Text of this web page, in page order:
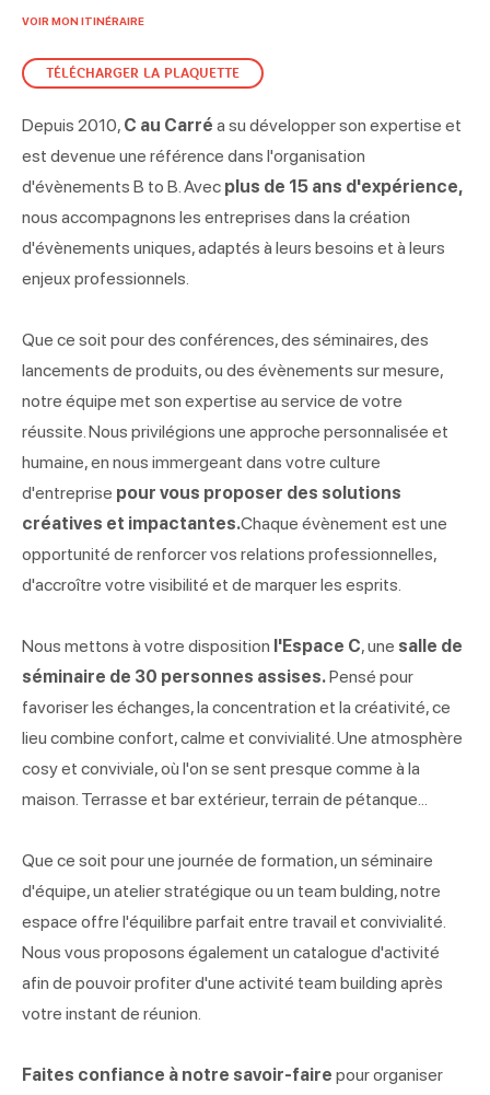
VOIR MON ITINÉRAIRE
TÉLÉCHARGER LA PLAQUETTE
Depuis 2010, C au Carré a su développer son expertise et
est devenue une référence dans l'organisation
d'évènements B to B. Avec plus de 15 ans d'expérience,
nous accompagnons les entreprises dans la création
d'évènements uniques, adaptés à leurs besoins et à leurs
enjeux professionnels.
Que ce soit pour des conférences, des séminaires, des
lancements de produits, ou des évènements sur mesure,
notre équipe met son expertise au service de votre
réussite. Nous privilégions une approche personnalisée et
humaine, en nous immergeant dans votre culture
d'entreprise pour vous proposer des solutions
créatives et impactantes.Chaque évènement est une
opportunité de renforcer vos relations professionnelles,
d'accroître votre visibilité et de marquer les esprits.
Nous mettons à votre disposition l'Espace C, une salle de
séminaire de 30 personnes assises.Pensé pour
favoriser les échanges, la concentration et la créativité, ce
lieu combine confort, calme et convivialité. Une atmosphère
cosy et conviviale, où l'on se sent presque comme à la
maison. Terrasse et bar extérieur, terrain de pétanque...
Que ce soit pour une journée de formation, un séminaire
d'équipe, un atelier stratégique ou un team bulding, notre
espace offre l'équilibre parfait entre travail et convivialité.
Nous vous proposons également un catalogue d'activité
afin de pouvoir profiter d'une activité team building après
votre instant de réunion.
Faites confiance à notre savoir-faire pour organiser